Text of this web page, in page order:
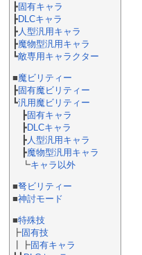
┣固有キャラ
┣DLCキャラ
┣ 人型汎用キャラ
┣魔物型汎用キャラ
┗敵専用キャラクター
■魔ビリティー
┣固有魔ビリティー
┗汎用魔ビリティー
┣固有キャラ
┣DLCキャラ
┣ 人型汎用キャラ
┣魔物型汎用キャラ
┗キャラ以外
■弩ビリティー
■神討モード
■特殊技
┣固有技
┃┣固有キャラ